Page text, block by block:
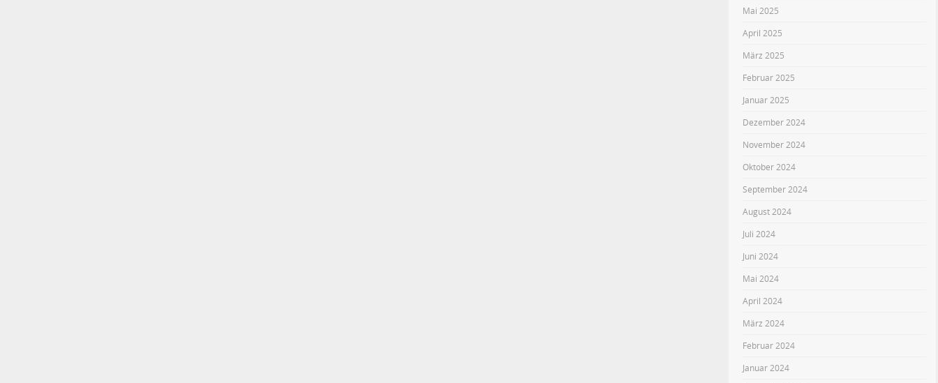
Mai 2025
April 2025
März 2025
Februar 2025
Januar 2025
Dezember 2024
November 2024
Oktober 2024
September 2024
August 2024
Juli 2024
Juni 2024
Mai 2024
April 2024
März 2024
Februar 2024
Januar 2024